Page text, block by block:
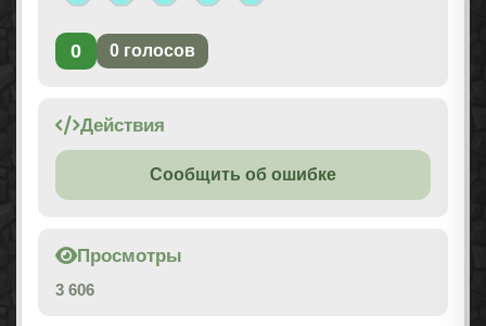
0 0 голосов
Действия
Сообщить об ошибке
Просмотры
3 606